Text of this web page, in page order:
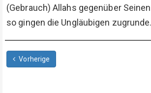
(Gebrauch) Allahs gegenüber
so gingen die Ungläubigen zugrunde.
Vorherige